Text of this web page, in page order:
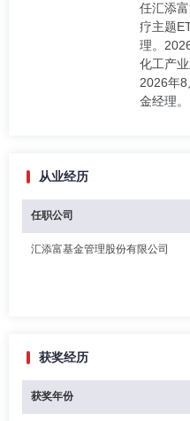
任汇添
疗主题
理。
化工产
2026年
金经理。
从业经历
任职公司
汇添富基金管理股份有限公司
获奖经历
获奖年份